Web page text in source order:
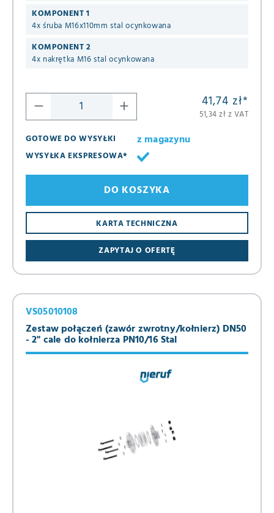
KOMPONENT 1
4x śruba M16x110mm stal ocynkowana
KOMPONENT 2
4x nakrętka M16 stal ocynkowana
41,74 zł*
51,34 zł z VAT
GOTOWE DO WYSYŁKI
z magazynu
WYSYŁKA EKSPRESOWA*
ZAPYTAJ O OFERTĘ
KARTA TECHNICZNA
DO KOSZYKA
Zestaw połączeń (zawór zwrotny/kołnierz) DN50
- 2" cale do kołnierza PN10/16 Stal
VS05010108